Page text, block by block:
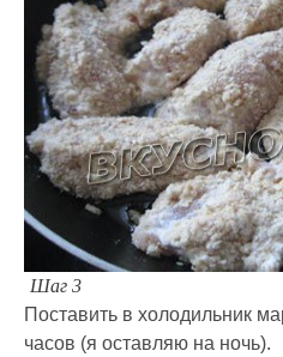
Шаг 3
Поставить в холодильник
часов (я оставляю на ночь).